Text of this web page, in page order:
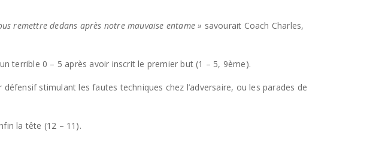
remettre dedans après notre mauvaise entame » savourait Coach Charles,
terrible 0 – 5 après avoir inscrit le premier but (1 – 5, 9ème).
stimulant les fautes techniques chez l’adversaire, ou les parades de
la tête (12 – 11).